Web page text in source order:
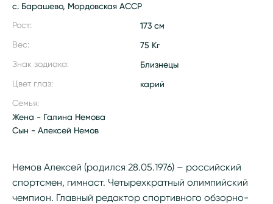
с. Барашево, Мордовская АССР
Рост: 173 см
Вес: 75 Кг
Знак зодиака: Близнецы
Цвет глаз: карий
Семья:
Жена - Галина Немова
Сын - Алексей Немов
Немов Алексей (родился 28.05.1976) – российский
спортсмен, гимнаст. Четырехкратный олимпийский
чемпион. Главный редактор спортивного обзорно-